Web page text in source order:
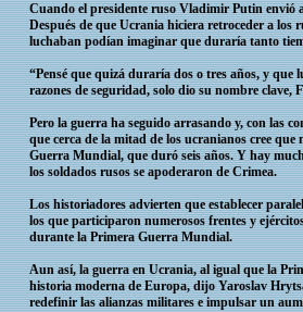
Cuando el presidente ruso Vladimir Putin envió
Después de que Ucrania hiciera retroceder a los
luchaban podían imaginar que duraría tanto
“Pensé que quizá duraría dos o tres años, y
razones de seguridad, solo dio su nombre
Pero la guerra ha seguido arrasando y, con las
que cerca de la mitad de los ucranianos cree
Guerra Mundial, que duró seis años. Y hay
los soldados rusos se apoderaron de Crimea.
Los historiadores advierten que establecer
los que participaron numerosos frentes y
durante la Primera Guerra Mundial.
Aun así, la guerra en Ucrania, al igual que la
historia moderna de Europa, dijo Yaroslav
redefinir las alianzas militares e impulsar un